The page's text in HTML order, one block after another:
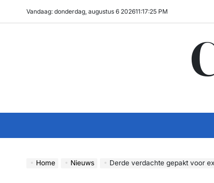
Vandaag: donderdag, augustus 6 202611:17:26 PM
Home Nieuws Derde verdachte gepakt voor